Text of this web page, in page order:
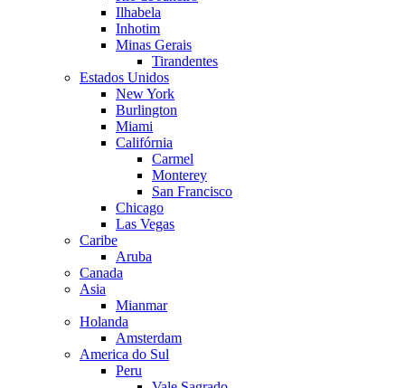
Ilhabela
Inhotim
Minas Gerais
Tirandentes
Estados Unidos
New York
Burlington
Miami
Califórnia
Carmel
Monterey
San Francisco
Chicago
Las Vegas
Caribe
Aruba
Canada
Asia
Mianmar
Holanda
Amsterdam
America do Sul
Peru